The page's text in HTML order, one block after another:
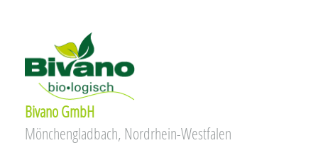
Bivano GmbH
Mönchengladbach, Nordrhein-Westfalen